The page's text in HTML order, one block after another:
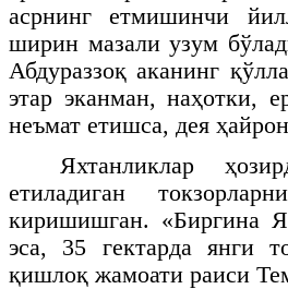
асрнинг етмишинчи
ширин мазали узум
Абдураззоқ аканинг
этар эканман, наҳотки,
неъмат етишса, дея
Яхтанликлар
етиладиган
киришишган. «Биргина
эса, 35 гектарда янги
қишлоқ жамоати раиси